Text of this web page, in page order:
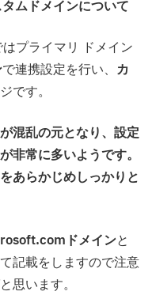
ムドメインについて
プライマリ ドメイン
で連携設定を行い、 カ
です。
混乱の元となり、設定
非常に多いようです。
あらかじめしっかりと
ドメインと
記載をしますので注意
思います。